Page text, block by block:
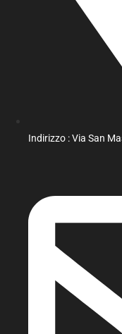
Indirizzo : Via San